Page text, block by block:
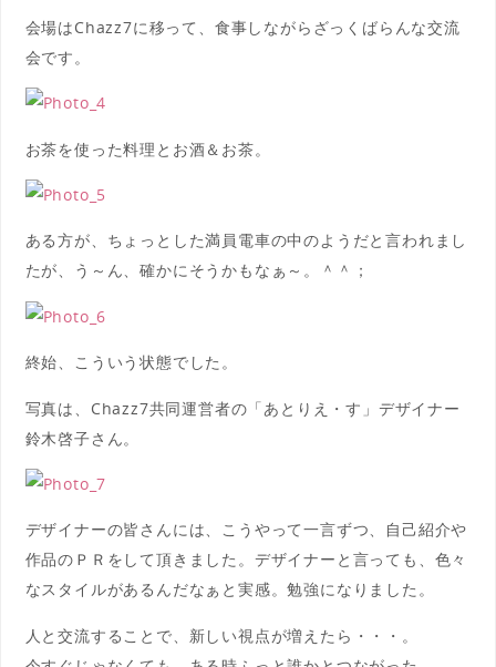
会場はChazz7に移って、食事しながらざっくばらんな交流
会です。
お茶を使った料理とお酒＆お茶。
ある方が、ちょっとした満員電車の中のようだと言われまし
たが、う～ん、確かにそうかもなぁ～。＾＾；
終始、こういう状態でした。
写真は、Chazz7共同運営者の「あとりえ・す」デザイナー
鈴木啓子さん。
デザイナーの皆さんには、こうやって一言ずつ、自己紹介や
作品のＰＲをして頂きました。デザイナーと言っても、色々
なスタイルがあるんだなぁと実感。勉強になりました。
人と交流することで、新しい視点が増えたら・・・。